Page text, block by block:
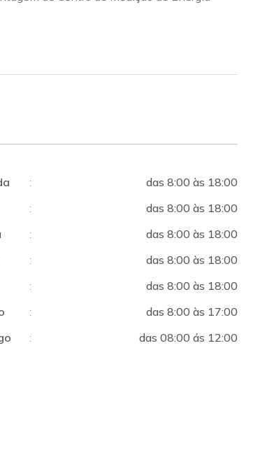
:
das 8:00 às 18:00
:
das 8:00 às 18:00
:
das 8:00 às 18:00
:
das 8:00 às 18:00
:
das 8:00 às 18:00
:
das 8:00 às 17:00
: das 08:00 ás 12:00